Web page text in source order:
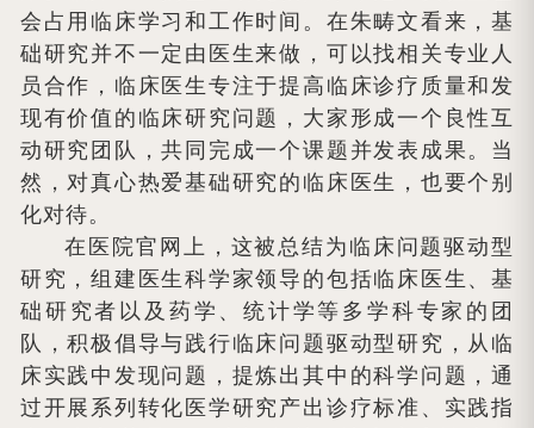
会占用临床学习和工作时间。在朱畴文看来，基
础研究并不一定由医生来做，可以找相关专业人
员合作，临床医生专注于提高临床诊疗质量和发
现有价值的临床研究问题，大家形成一个良性互
动研究团队，共同完成一个课题并发表成果。当
然，对真心热爱基础研究的临床医生，也要个别
化对待。
在医院官网上，这被总结为临床问题驱动型
研究，组建医生科学家领导的包括临床医生、基
础研究者以及药学、统计学等多学科专家的团
队，积极倡导与践行临床问题驱动型研究，从临
床实践中发现问题，提炼出其中的科学问题，通
过开展系列转化医学研究产出诊疗标准、实践指